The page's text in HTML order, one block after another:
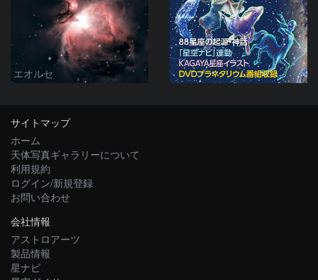
エオルセ
サイトマップ
ホーム
天体写真ギャラリーについて
利用規約
ログイン/新規登録
お問い合わせ
会社情報
アストロアーツ
製品情報
星ナビ